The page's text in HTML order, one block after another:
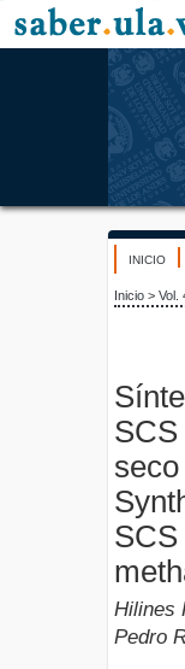
INICIO
Inicio > Vol.
Hilines
Pedro